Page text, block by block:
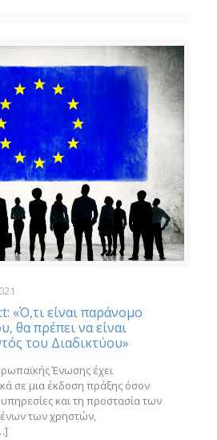
«Ό,τι είναι παράνομο
θα πρέπει να είναι
του Διαδικτύου»
Ένωσης έχει
σε μια έκδοση πράξης όσον
και τη προστασία των
των χρηστών,